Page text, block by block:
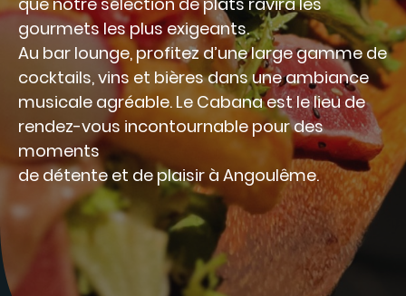
gourmets les plus exigeants.
Au bar lounge, profitez d’une large gamme de
cocktails, vins et bières dans une ambiance
musicale agréable. Le Cabana est le lieu de
rendez-vous incontournable pour des
moments
de détente et de plaisir à Angoulême.